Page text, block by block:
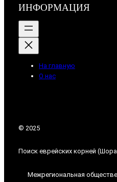
ИНФОРМАЦИЯ
На главную
О нас
© 2025
Поиск еврейских корней
Межрегиональная